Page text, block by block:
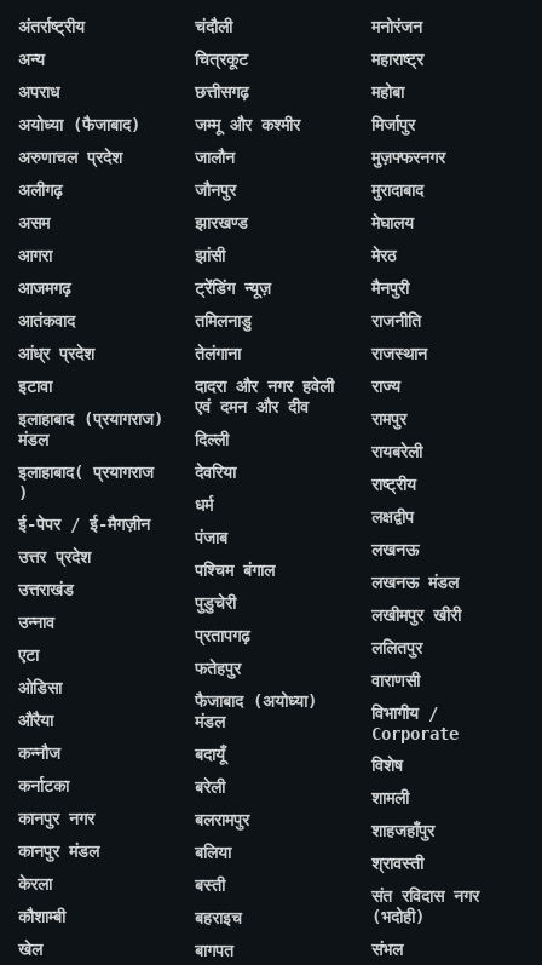
अंतर्राष्ट्रीय
अन्य
अपराध
अयोध्या (फैजाबाद)
अरुणाचल प्रदेश
अलीगढ़
असम
आगरा
आजमगढ़
आतंकवाद
आंध्र प्रदेश
इटावा
इलाहाबाद (प्रयागराज)
मंडल
इलाहाबाद( प्रयागराज
)
ई-पेपर / ई-मैगज़ीन
उत्तर प्रदेश
उत्तराखंड
उन्नाव
एटा
ओडिसा
औरैया
कन्नौज
कर्नाटका
कानपुर नगर
कानपुर मंडल
केरला
कौशाम्बी
खेल
चंदौली
चित्रकूट
छत्तीसगढ़
जम्मू और कश्मीर
जालौन
जौनपुर
झारखण्ड
झांसी
ट्रेंडिंग न्यूज़
तमिलनाडु
तेलंगाना
दादरा और नगर हवेली
एवं दमन और दीव
दिल्ली
देवरिया
धर्म
पंजाब
पश्चिम बंगाल
पुडुचेरी
प्रतापगढ़
फतेहपुर
फैजाबाद (अयोध्या)
मंडल
बदायूँ
बरेली
बलरामपुर
बलिया
बस्ती
बहराइच
बागपत
मनोरंजन
महाराष्ट्र
महोबा
मिर्जापुर
मुज़फ्फरनगर
मुरादाबाद
मेघालय
मेरठ
मैनपुरी
राजनीति
राजस्थान
राज्य
रामपुर
रायबरेली
राष्ट्रीय
लक्षद्वीप
लखनऊ
लखनऊ मंडल
लखीमपुर खीरी
ललितपुर
वाराणसी
विभागीय /
Corporate
विशेष
शामली
शाहजहाँपुर
श्रावस्ती
संत रविदास नगर
(भदोही)
संभल